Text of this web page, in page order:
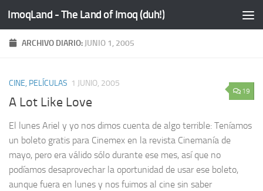
Saltar al contenido
ImoqLand - The Land of Imoq (duh!)
ARCHIVO DIARIO: JUNIO 1, 2005
19
CINE, PELÍCULAS 1 JUNIO, 2005
A Lot Like Love
El lunes Ariel y yo nos dimos cuenta de algo terrible: Teníamos
un boleto gratis para Cinemex en la revista Cinemanía de
mayo, pero era válido sólo durante ese mes, así que no
podíamos desaprovechar la oportunidad de usar ese boleto,
aunque fuera en lunes y nos fuimos al cine sin saber